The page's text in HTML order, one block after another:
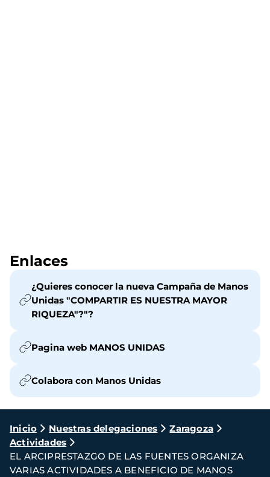
Enlaces
¿Quieres conocer la nueva Campaña de Manos
Unidas "COMPARTIR ES NUESTRA MAYOR
RIQUEZA"?"?
Pagina web MANOS UNIDAS
Colabora con Manos Unidas
Ruta
de
navegación
Inicio Nuestras delegaciones
Zaragoza
Actividades
EL ARCIPRESTAZGO DE LAS FUENTES ORGANIZA
VARIAS ACTIVIDADES A BENEFICIO DE MANOS